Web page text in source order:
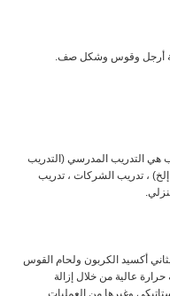
أرجل وقوس وشكل صف.
هي التدريب المدرسي (التدريب
إلخ) ، تدريب الشركات ، تدريب
أكسيد الكربون ولحام القوس
عالية من خلال إزالة
وغيرها من العمليات.